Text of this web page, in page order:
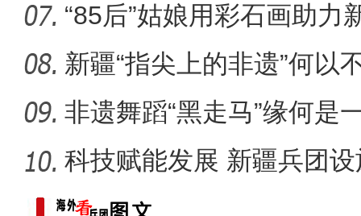
“85后”姑娘用彩石画助力
新疆“指尖上的非遗”何以
非遗舞蹈“黑走马”缘何是
科技赋能发展 新疆兵团设